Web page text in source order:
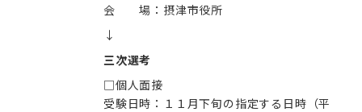
会 場：摂津市役所
↓
三次選考
□個人面接
受験日時：１１月下旬の指定する日時（平